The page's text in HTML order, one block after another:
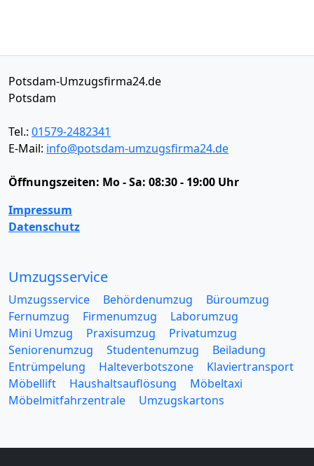
Potsdam-Umzugsfirma24.de
Potsdam
Tel.: 01579-2482341
E-Mail: info@potsdam-umzugsfirma24.de
Öffnungszeiten: Mo - Sa: 08:30 - 19:00 Uhr
Impressum
Datenschutz
Umzugsservice
Umzugsservice Behördenumzug
Büroumzug
Fernumzug
Firmenumzug
Laborumzug
Mini Umzug
Praxisumzug
Privatumzug
Seniorenumzug
Studentenumzug
Beiladung
Entrümpelung
Halteverbotszone
Klaviertransport
Möbellift
Haushaltsauflösung
Möbeltaxi
Möbelmitfahrzentrale
Umzugskartons